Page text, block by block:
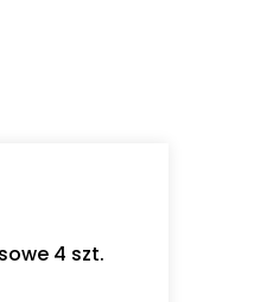
4 szt.